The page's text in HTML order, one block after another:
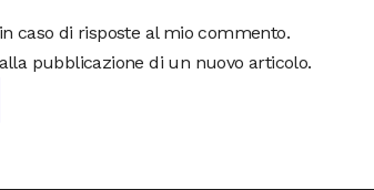
caso di risposte al mio commento.
pubblicazione di un nuovo articolo.